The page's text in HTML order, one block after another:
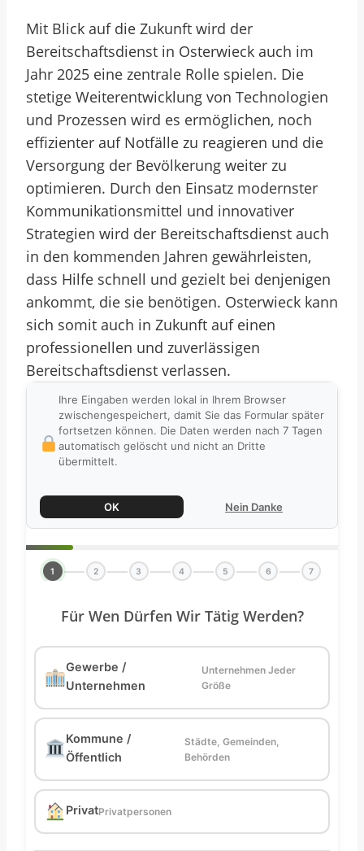
Mit Blick auf die Zukunft wird der
Bereitschaftsdienst in Osterwieck auch im
Jahr 2025 eine zentrale Rolle spielen. Die
stetige Weiterentwicklung von Technologien
und Prozessen wird es ermöglichen, noch
effizienter auf Notfälle zu reagieren und die
Versorgung der Bevölkerung weiter zu
optimieren. Durch den Einsatz modernster
Kommunikationsmittel und innovativer
Strategien wird der Bereitschaftsdienst auch
in den kommenden Jahren gewährleisten,
dass Hilfe schnell und gezielt bei denjenigen
ankommt, die sie benötigen. Osterwieck kann
sich somit auch in Zukunft auf einen
professionellen und zuverlässigen
Bereitschaftsdienst verlassen.
Ihre Eingaben werden lokal in Ihrem Browser
zwischengespeichert, damit Sie das Formular später
fortsetzen können. Die Daten werden nach 7 Tagen
automatisch gelöscht und nicht an Dritte
übermittelt.
OK Nein Danke
1 2 3 4 5 6 7
Für Wen Dürfen Wir Tätig Werden?
Gewerbe /
Unternehmen
Unternehmen Jeder
Größe
Kommune /
Öffentlich
Städte, Gemeinden,
Behörden
PrivatPrivatpersonen